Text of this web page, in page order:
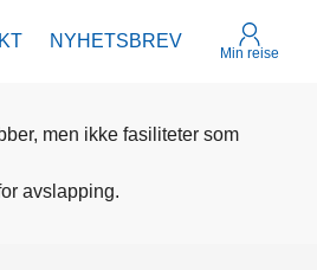
NYHETSBREV
Min reise
men ikke fasiliteter som
avslapping.